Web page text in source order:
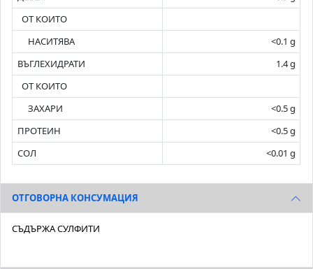
ОТ КОИТО
НАСИТЯВА
<0.1 g
ВЪГЛЕХИДРАТИ
1.4 g
ОТ КОИТО
ЗАХАРИ
<0.5 g
ПРОТЕИН
<0.5 g
СОЛ
<0.01 g
ОТГОВОРНА КОНСУМАЦИЯ
СЪДЪРЖА СУЛФИТИ